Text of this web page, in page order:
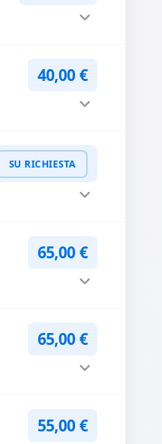
40,00€
SU RICHIESTA
65,00€
65,00€
55,00€